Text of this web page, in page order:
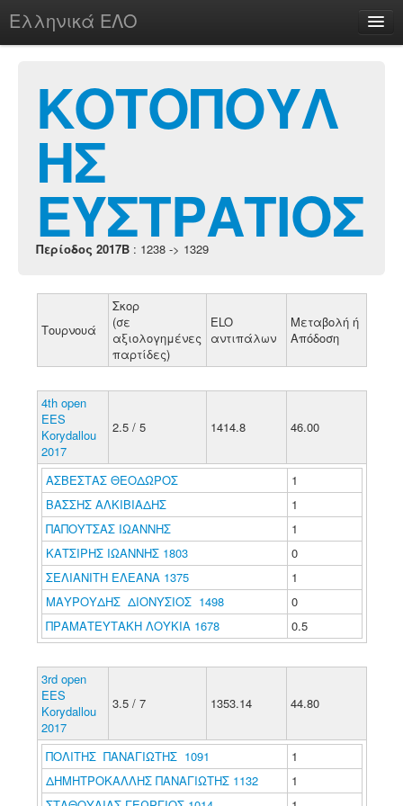
Ελληνικά ΕΛΟ
chesstu.be @ discord
Login
ΚΟΤΟΠΟΥΛ
ΗΣ
ΕΥΣΤΡΑΤΙΟΣ
Περίοδος 2017B : 1238 -> 1329
Τουρνουά
Σκορ
(σε
αξιολογημένες
παρτίδες)
ELO
αντιπάλων
Μεταβολή ή
Απόδοση
4th open
EES
Korydallou
2017
2.5 / 5 1414.8 46.00
ΑΣΒΕΣΤΑΣ ΘΕΟΔΩΡΟΣ
1
ΒΑΣΣΗΣ ΑΛΚΙΒΙΑΔΗΣ
1
ΠΑΠΟΥΤΣΑΣ ΙΩΑΝΝΗΣ
1
ΚΑΤΣΙΡΗΣ ΙΩΑΝΝΗΣ 1803
0
ΣΕΛΙΑΝΙΤΗ ΕΛΕΑΝΑ 1375
1
ΜΑΥΡΟΥΔΗΣ ΔΙΟΝΥΣΙΟΣ 1498
0
ΠΡΑΜΑΤΕΥΤΑΚΗ ΛΟΥΚΙΑ 1678
0.5
3rd open
EES
Korydallou
2017
3.5 / 7 1353.14 44.80
ΠΟΛΙΤΗΣ ΠΑΝΑΓΙΩΤΗΣ 1091
1
ΔΗΜΗΤΡΟΚΑΛΛΗΣ ΠΑΝΑΓΙΩΤΗΣ 1132
1